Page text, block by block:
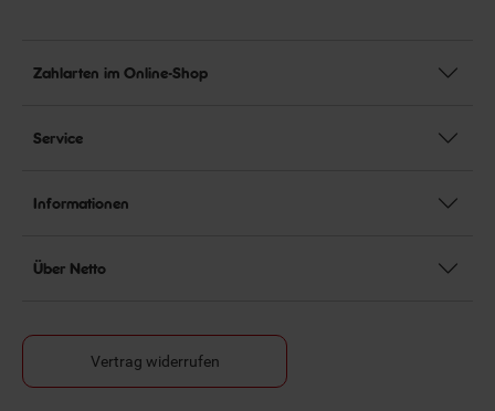
Zahlarten im Online-Shop
Service
Informationen
Über Netto
Vertrag widerrufen